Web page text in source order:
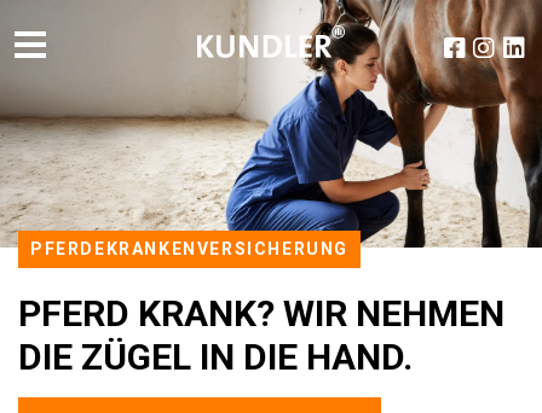
PFERDEKRANKENVERSICHERUNG
PFERD KRANK? WIR NEHMEN
DIE ZÜGEL IN DIE HAND.